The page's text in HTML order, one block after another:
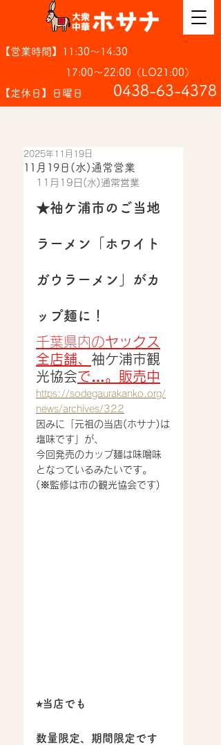
【営業時間】11:30～14:30
17:00～22:00（LO21:00）
【定休日】日曜日
​0438-63-4378
11月19日(水)通常営業
2025年11月19日
11月19日(水)通常営業
★袖ケ浦市のご当地
ラーメン「ホワイト
ガウラーメン」がカ
ップ麺に！
千葉県内のヤックス
全店舗、 袖ケ浦市観
光協会で…。販売中
https://sodegaurakanko.org/
news/archives/322
因みに「元祖の当店(ホサナ)は
塩味です」が、
今回発売のカップ麺は味噌味
となっているみたいです。
(※監修は市の観光協会です)
⭐︎当店でも
数量限定、期間限定です